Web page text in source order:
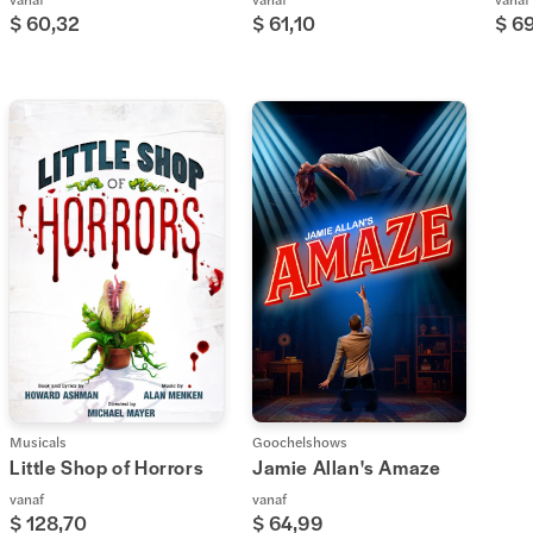
$ 60,32 $ 61,10 $
Musicals
Little Shop of Horrors
vanaf
$ 128,70
Goochelshows
Jamie Allan's Amaze
vanaf
$ 64,99